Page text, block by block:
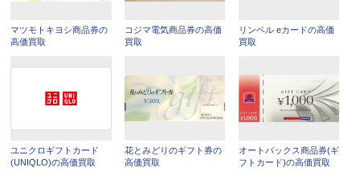
マツモトキヨシ商品券の
高価買取
コジマ電気商品券の高価
買取
リンベル eカードの高価
買取
ユニクロギフトカード
(UNIQLO)の高価買取
花とみどりのギフト券の
高価買取
オートバックス商品券(ギ
フトカード)の高価買取